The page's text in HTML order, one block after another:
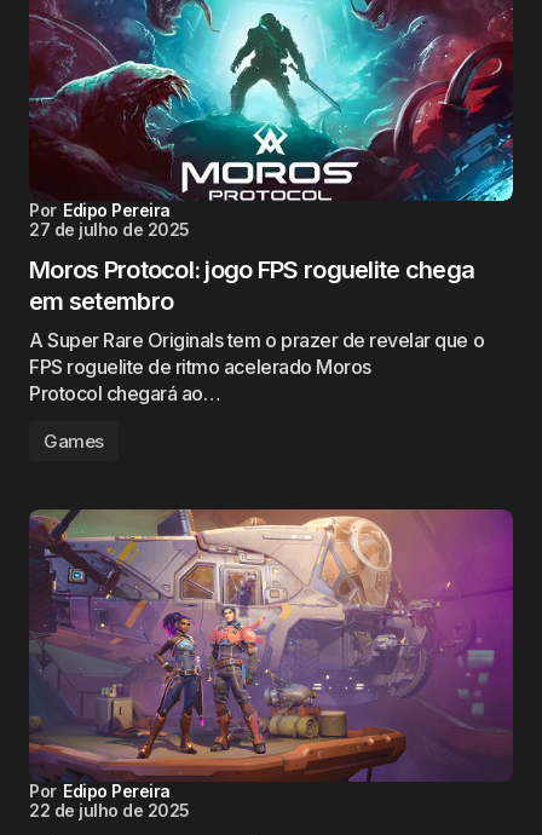
Por Edipo Pereira
27 de julho de 2025
Moros Protocol: jogo FPS roguelite chega
em setembro
A Super Rare Originals tem o prazer de revelar que o
FPS roguelite de ritmo acelerado Moros
Protocol chegará ao…
Games
Por Edipo Pereira
22 de julho de 2025